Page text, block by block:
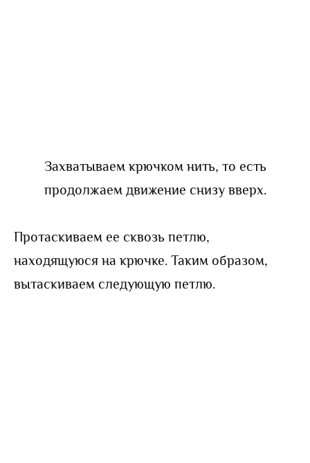
Захватываем крючком нить, то есть
продолжаем движение снизу вверх.
Протаскиваем ее сквозь петлю,
находящуюся на крючке. Таким образом,
вытаскиваем следующую петлю.